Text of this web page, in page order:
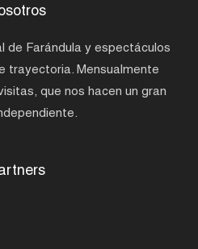
de Farándula y espectáculos
trayectoria. Mensualmente
que nos hacen un gran